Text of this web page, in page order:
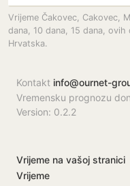
Vrijeme Čakovec, Cakovec,
dana, 10 dana, 15 dana,
Hrvatska.
Kontakt info@ournet-
Vremensku prognozu
Version: 0.2.2
Vrijeme na vašoj stranici
Vrijeme